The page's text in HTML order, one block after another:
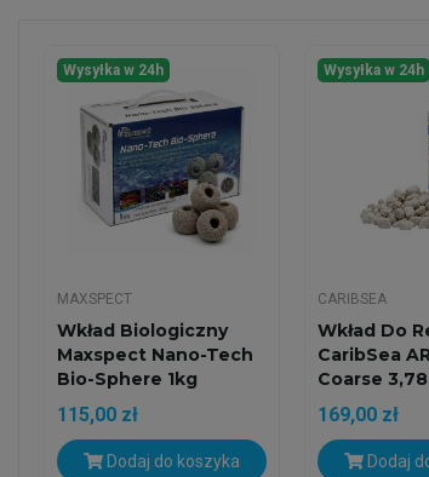
Wysyłka w 24h
MAXSPECT
Wkład Biologiczny
Maxspect Nano-Tech
Bio-Sphere 1kg
115,00 zł
Dodaj do koszyka
Wysyłka w 24h
CARIBSEA
Wkład Do
CaribSea
Coarse
169,00 zł
Dodaj